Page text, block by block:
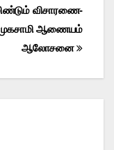
விசாரணை-
ஆணையம்
ஆலோசனை